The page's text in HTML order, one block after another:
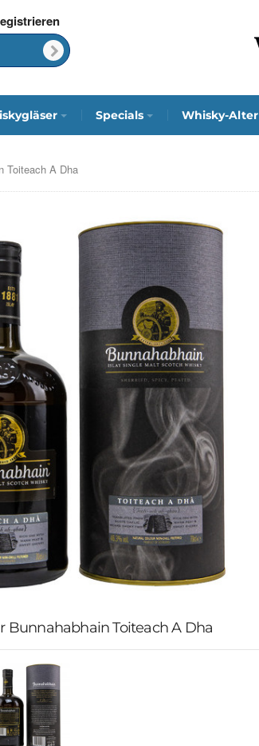
Specials Whisky-Alter
Toiteach A Dha
Bunnahabhain Toiteach A Dha